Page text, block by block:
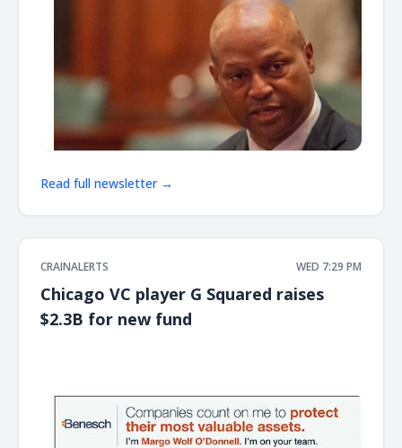
Read full newsletter →
CRAINALERTS WED 7:29 PM
Chicago VC player G Squared raises
$2.3B for new fund